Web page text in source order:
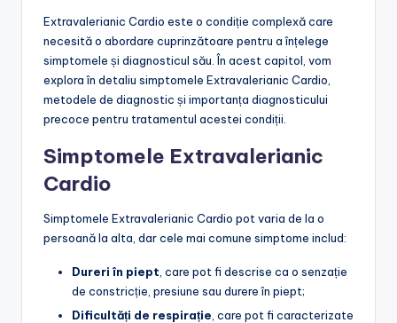
Extravalerianic Cardio este o condiție complexă care
necesită o abordare cuprinzătoare pentru a înțelege
simptomele și diagnosticul său. În acest capitol, vom
explora în detaliu simptomele Extravalerianic Cardio,
metodele de diagnostic și importanța diagnosticului
precoce pentru tratamentul acestei condiții.
Simptomele Extravalerianic
Cardio
Simptomele Extravalerianic Cardio pot varia de la o
persoană la alta, dar cele mai comune simptome includ:
Dureri în piept , care pot fi descrise ca o senzație
de constricție, presiune sau durere în piept;
Dificultăți de respirație , care pot fi caracterizate